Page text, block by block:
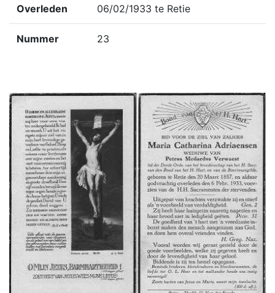
Overleden 06/02/1933 te Retie
Nummer 23